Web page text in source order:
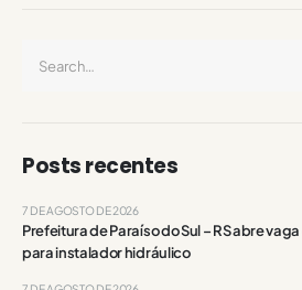
Posts recentes
Prefeitura de Paraíso do Sul – RS abre
para instalador hidráulico
7 DE AGOSTO DE 2026